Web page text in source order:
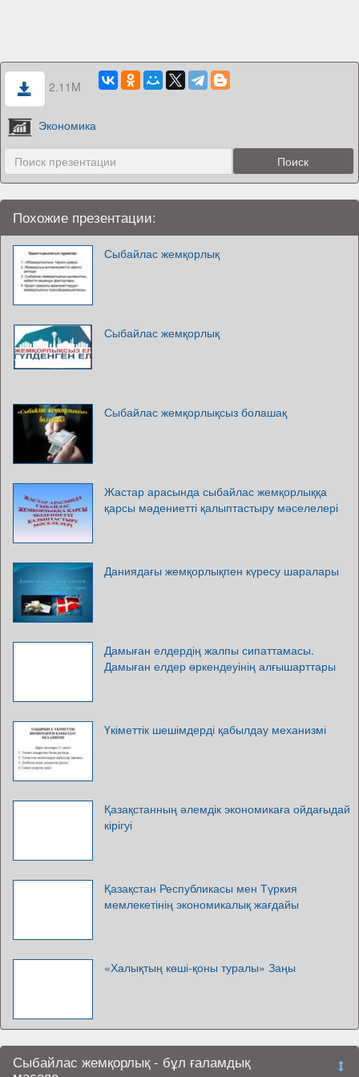
2.11M
Экономика
Похожие презентации:
Сыбайлас жемқорлық
Сыбайлас жемқорлық
Сыбайлас жемқорлықсыз болашақ
Жастар арасында сыбайлас жемқорлыққа
қарсы мәдениетті қалыптастыру мәселелері
Даниядағы жемқорлықпен күресу шаралары
Дамыған елдердің жалпы сипаттамасы.
Дамыған елдер өркендеуінің алғышарттары
Үкіметтік шешімдерді қабылдау механизмі
Қазақстанның әлемдік экономикаға ойдағыдай
кірігуі
Қазақстан Республикасы мен Түркия
мемлекетінің экономикалық жағдайы
«Халықтың көші-қоны туралы» Заңы
Сыбайлас жемқорлық - бұл ғаламдық